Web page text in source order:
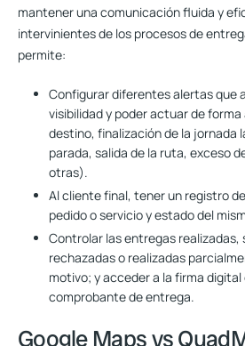
mantener una comunicación fluida y
intervinientes de los procesos de
permite:
Configurar diferentes alertas que
visibilidad y poder actuar de
destino, finalización de la jornada
parada, salida de la ruta, exceso
otras).
Al cliente final, tener un registro
pedido o servicio y estado del
Controlar las entregas realizadas,
rechazadas o realizadas
motivo; y acceder a la firma
comprobante de entrega.
Google Maps vs